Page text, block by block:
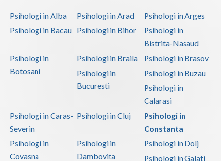
Psihologi in Alba Psihologi in Arad
Psihologi in Arges
Psihologi in Bacau
Psihologi in Bihor
Psihologi in
Bistrita-Nasaud
Psihologi in
Botosani
Psihologi in Braila
Psihologi in Brasov
Psihologi in
Bucuresti
Psihologi in Buzau
Psihologi in
Calarasi
Psihologi in Caras-
Severin
Psihologi in Cluj
Psihologi in
Constanta
Psihologi in
Covasna
Psihologi in
Dambovita
Psihologi in Dolj
Psihologi in Galati